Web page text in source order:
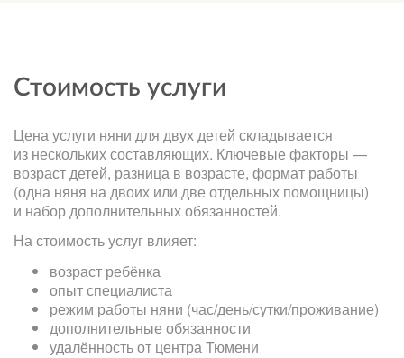
Стоимость услуги
Цена услуги няни для двух детей складывается
из нескольких составляющих. Ключевые факторы —
возраст детей, разница в возрасте, формат работы
(одна няня на двоих или две отдельных помощницы)
и набор дополнительных обязанностей.
На стоимость услуг влияет:
возраст ребёнка
опыт специалиста
режим работы няни (час/день/сутки/проживание)
дополнительные обязанности
удалённость от центра Тюмени